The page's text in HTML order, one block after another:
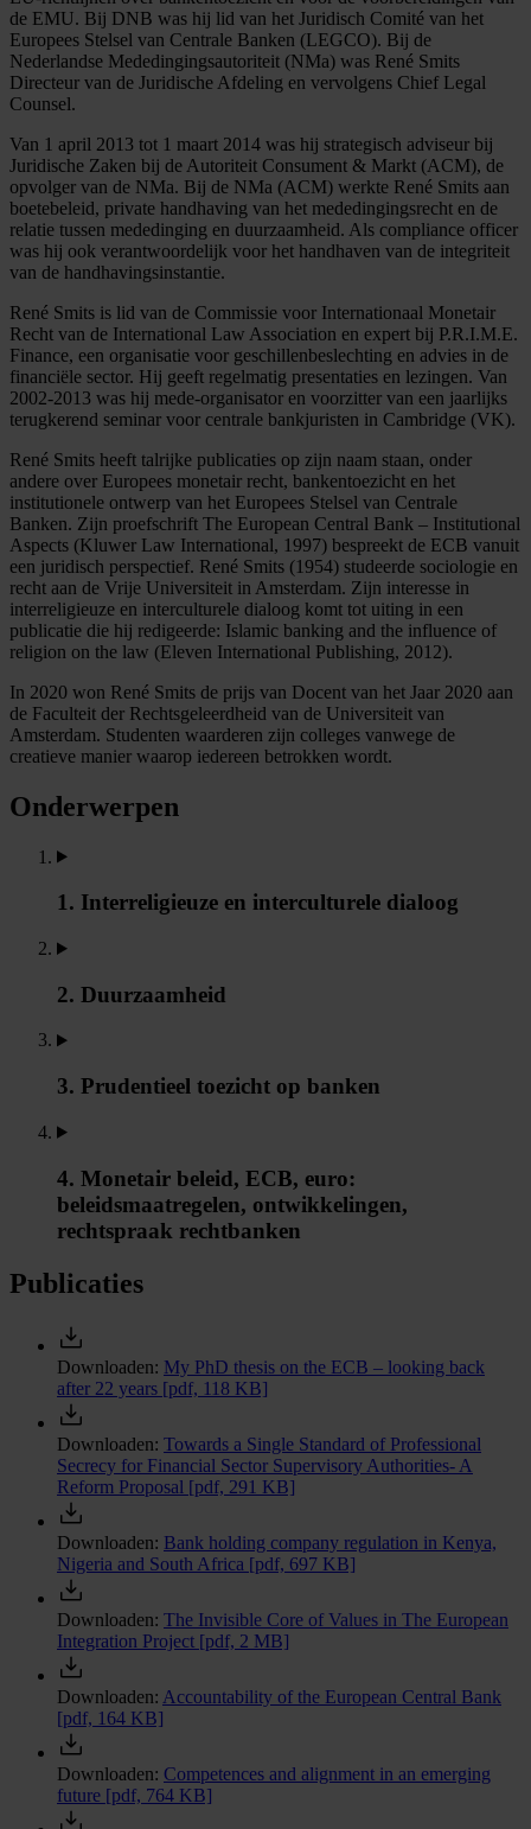
de EMU. Bij DNB was hij lid van het Juridisch Comité van het
Europees Stelsel van Centrale Banken (LEGCO). Bij de
Nederlandse Mededingingsautoriteit (NMa) was René Smits
Directeur van de Juridische Afdeling en vervolgens Chief Legal
Counsel.
Van 1 april 2013 tot 1 maart 2014 was hij strategisch adviseur bij
Juridische Zaken bij de Autoriteit Consument & Markt (ACM), de
opvolger van de NMa. Bij de NMa (ACM) werkte René Smits aan
boetebeleid, private handhaving van het mededingingsrecht en de
relatie tussen mededinging en duurzaamheid. Als compliance officer
was hij ook verantwoordelijk voor het handhaven van de integriteit
van de handhavingsinstantie.
René Smits is lid van de Commissie voor Internationaal Monetair
Recht van de International Law Association en expert bij P.R.I.M.E.
Finance, een organisatie voor geschillenbeslechting en advies in de
financiële sector. Hij geeft regelmatig presentaties en lezingen. Van
2002-2013 was hij mede-organisator en voorzitter van een jaarlijks
terugkerend seminar voor centrale bankjuristen in Cambridge (VK).
René Smits heeft talrijke publicaties op zijn naam staan, onder
andere over Europees monetair recht, bankentoezicht en het
institutionele ontwerp van het Europees Stelsel van Centrale
Banken. Zijn proefschrift The European Central Bank – Institutional
Aspects (Kluwer Law International, 1997) bespreekt de ECB vanuit
een juridisch perspectief. René Smits (1954) studeerde sociologie en
recht aan de Vrije Universiteit in Amsterdam. Zijn interesse in
interreligieuze en interculturele dialoog komt tot uiting in een
publicatie die hij redigeerde: Islamic banking and the influence of
religion on the law (Eleven International Publishing, 2012).
In 2020 won René Smits de prijs van Docent van het Jaar 2020 aan
de Faculteit der Rechtsgeleerdheid van de Universiteit van
Amsterdam. Studenten waarderen zijn colleges vanwege de
creatieve manier waarop iedereen betrokken wordt.
Onderwerpen
1. Interreligieuze en interculturele dialoog
2. Duurzaamheid
3. Prudentieel toezicht op banken
4. Monetair beleid, ECB, euro:
beleidsmaatregelen, ontwikkelingen,
rechtspraak rechtbanken
Publicaties
Downloaden: My PhD thesis on the ECB – looking back
after 22 years [pdf, 118 KB]
Downloaden: Towards a Single Standard of Professional
Secrecy for Financial Sector Supervisory Authorities- A
Reform Proposal [pdf, 291 KB]
Downloaden: Bank holding company regulation in Kenya,
Nigeria and South Africa [pdf, 697 KB]
Downloaden: The Invisible Core of Values in The European
Integration Project [pdf, 2 MB]
Downloaden: Accountability of the European Central Bank
[pdf, 164 KB]
Downloaden: Competences and alignment in an emerging
future [pdf, 764 KB]